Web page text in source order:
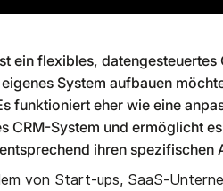
ein flexibles,
System aufbauen
funktioniert eher wie eine
CRM-System und ermöglicht
ihren
von Start-ups, SaaS-